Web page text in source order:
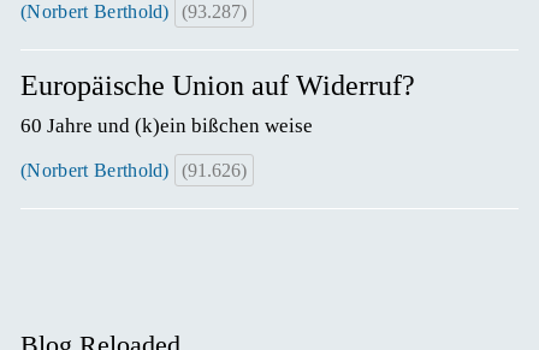
(Norbert Berthold) (93.287)
Europäische Union auf Widerruf?
60 Jahre und (k)ein bißchen weise
(Norbert Berthold) (91.626)